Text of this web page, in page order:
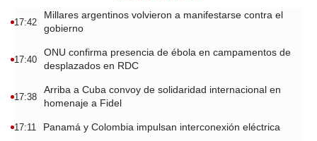
17:42
Millares argentinos volvieron a manifestarse contra el
gobierno
17:40
ONU confirma presencia de ébola en campamentos de
desplazados en RDC
17:38
Arriba a Cuba convoy de solidaridad internacional en
homenaje a Fidel
17:11 Panamá y Colombia impulsan interconexión eléctrica